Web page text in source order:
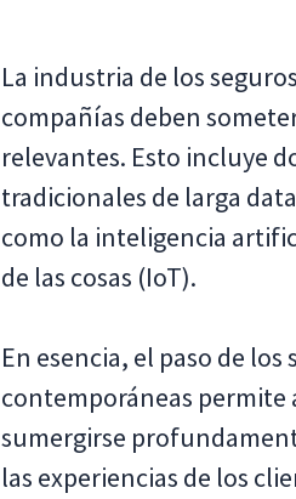
La industria de los
compañías deben
relevantes. Esto incluye
tradicionales de larga
como la inteligencia
de las cosas (IoT).
En esencia, el paso de
contemporáneas permite
sumergirse
las experiencias de los